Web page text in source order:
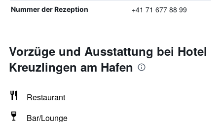
Nummer der Rezeption +41 71 677 88 99
Vorzüge und Ausstattung bei Hotel
Kreuzlingen am Hafen
Restaurant
Bar/Lounge